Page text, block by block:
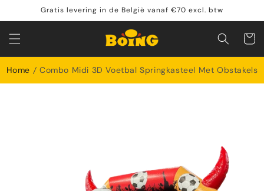
naar de
content
Gratis levering in de België vanaf €70 excl. btw
Home Combo Midi 3D Voetbal Springkasteel Met Obstakels